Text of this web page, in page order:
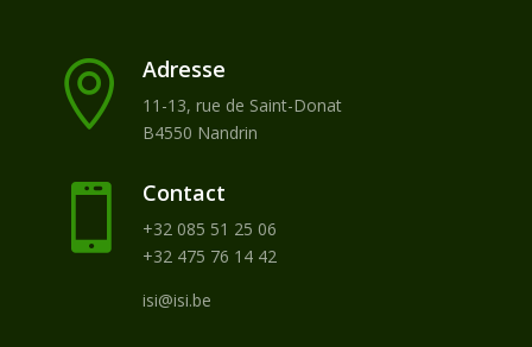
 Adresse
11-13, rue de Saint-Donat
B4550 Nandrin
 Contact
+32 085 51 25 06
+32 475 76 14 42
isi@isi.be